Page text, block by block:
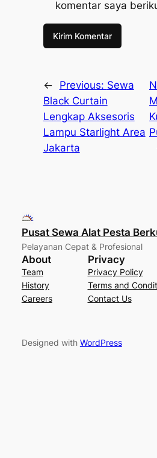
komentar saya
← Previous: Sewa
Black Curtain
Lengkap Aksesoris
Lampu Starlight Area
Jakarta
Pusat Sewa Alat Pesta
Pelayanan Cepat & Profesional
About
Team
History
Careers
Privacy
Privacy Policy
Terms and
Contact Us
Designed with WordPress